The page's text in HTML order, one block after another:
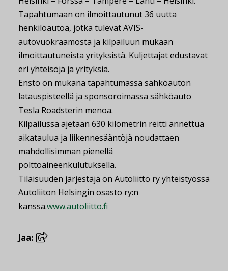
Tapahtumaan on ilmoittautunut 36 uutta
henkilöautoa, jotka tulevat AVIS-
autovuokraamosta ja kilpailuun mukaan
ilmoittautuneista yrityksistä. Kuljettajat edustavat
eri yhteisöjä ja yrityksiä.
Ensto on mukana tapahtumassa sähköauton
latauspisteellä ja sponsoroimassa sähköauto
Tesla Roadsterin menoa.
Kilpailussa ajetaan 630 kilometrin reitti annettua
aikataulua ja liikennesääntöjä noudattaen
mahdollisimman pienellä
polttoaineenkulutuksella.
Tilaisuuden järjestäjä on Autoliitto ry yhteistyössä
Autoliiton Helsingin osasto ry:n
kanssa.www.autoliitto.fi
Jaa: